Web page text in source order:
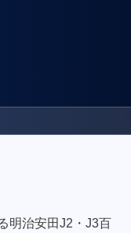
明治安田J2・J3百